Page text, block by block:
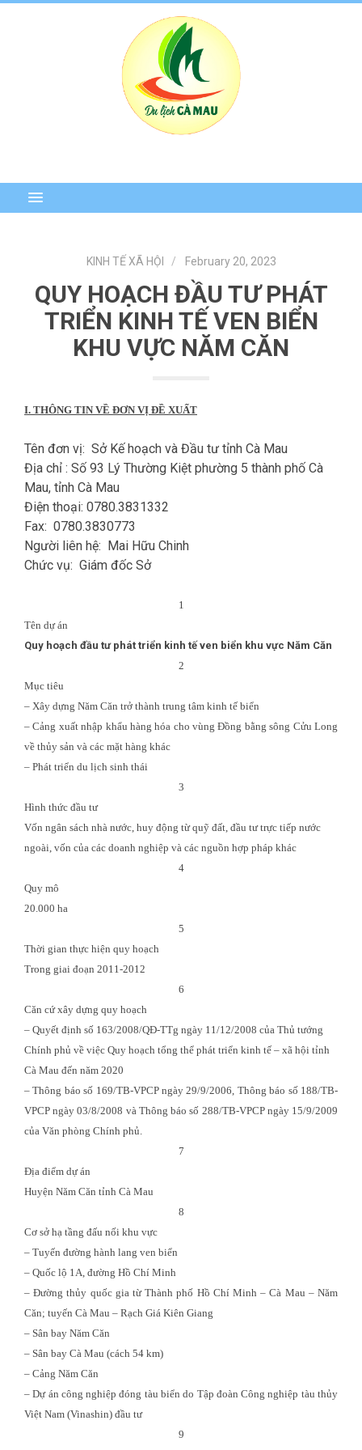
KINH TẾ XÃ HỘI February 20, 2023
QUY HOẠCH ĐẦU TƯ PHÁT
TRIỂN KINH TẾ VEN BIỂN
KHU VỰC NĂM CĂN
I. THÔNG TIN VỀ ĐƠN VỊ ĐỀ XUẤT
Tên đơn vị: Sở Kế hoạch và Đầu tư tỉnh Cà Mau
Địa chỉ : Số 93 Lý Thường Kiệt phường 5 thành phố Cà
Mau, tỉnh Cà Mau
Điện thoại: 0780.3831332
Fax: 0780.3830773
Người liên hệ: Mai Hữu Chinh
Chức vụ: Giám đốc Sở
1
Tên dự án
Quy hoạch đầu tư phát triển kinh tế ven biển khu vực Năm Căn
2
Mục tiêu
– Xây dựng Năm Căn trở thành trung tâm kinh tế biển
– Cảng xuất nhập khẩu hàng hóa cho vùng Đồng bằng sông Cửu Long
về thủy sản và các mặt hàng khác
– Phát triển du lịch sinh thái
3
Hình thức đầu tư
Vốn ngân sách nhà nước, huy động từ quỹ đất, đầu tư trực tiếp nước
ngoài, vốn của các doanh nghiệp và các nguồn hợp pháp khác
4
Quy mô
20.000 ha
5
Thời gian thực hiện quy hoạch
Trong giai đoạn 2011-2012
6
Căn cứ xây dựng quy hoạch
– Quyết định số 163/2008/QĐ-TTg ngày 11/12/2008 của Thủ tướng
Chính phủ về việc Quy hoạch tổng thể phát triển kinh tế – xã hội tỉnh
Cà Mau đến năm 2020
– Thông báo số 169/TB-VPCP ngày 29/9/2006, Thông báo số 188/TB-
VPCP ngày 03/8/2008 và Thông báo số 288/TB-VPCP ngày 15/9/2009
của Văn phòng Chính phủ.
7
Địa điểm dự án
Huyện Năm Căn tỉnh Cà Mau
8
Cơ sở hạ tầng đấu nối khu vực
– Tuyến đường hành lang ven biển
– Quốc lộ 1A, đường Hồ Chí Minh
– Đường thủy quốc gia từ Thành phố Hồ Chí Minh – Cà Mau – Năm
Căn; tuyến Cà Mau – Rạch Giá Kiên Giang
– Sân bay Năm Căn
– Sân bay Cà Mau (cách 54 km)
– Cảng Năm Căn
– Dự án công nghiệp đóng tàu biển do Tập đoàn Công nghiệp tàu thủy
Việt Nam (Vinashin) đầu tư
9